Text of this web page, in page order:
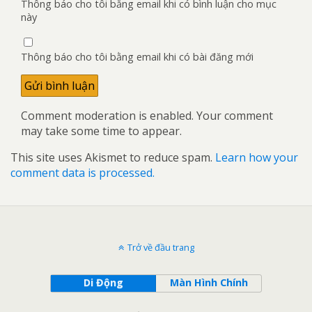
Thông báo cho tôi bằng email khi có bình luận cho mục
này
Thông báo cho tôi bằng email khi có bài đăng mới
Comment moderation is enabled. Your comment
may take some time to appear.
This site uses Akismet to reduce spam. Learn how your
comment data is processed.
Trở về đầu trang
Di Động Màn Hình Chính